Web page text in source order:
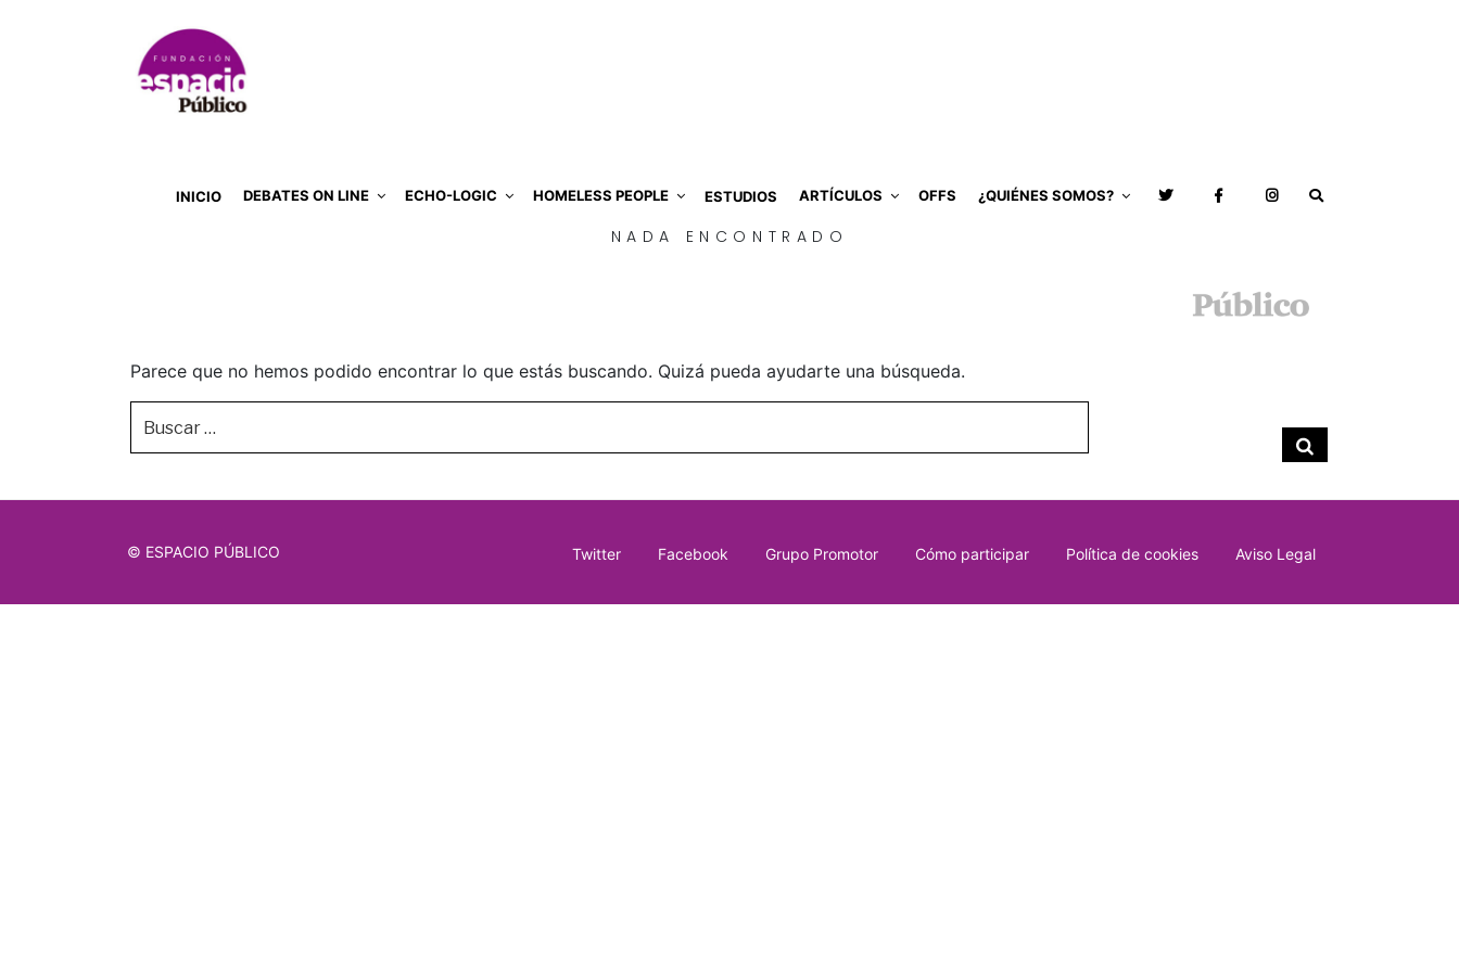
INICIO DEBATES ON LINE ECHO-LOGIC HOMELESS PEOPLE ESTUDIOS ARTÍCULOS OFFS ¿QUIÉNES SOMOS?
NADA ENCONTRADO
Parece que no hemos podido encontrar lo que estás buscando. Quizá pueda ayudarte una búsqueda.
por:
Buscar
© ESPACIO PÚBLICO Twitter Facebook Grupo Promotor Cómo participar Política de cookies Aviso Legal